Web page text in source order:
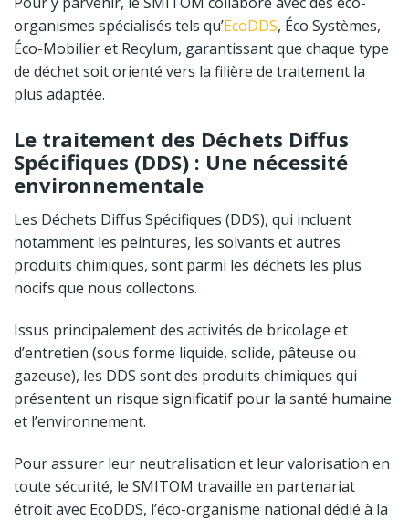
organismes spécialisés tels qu’EcoDDS, Éco Systèmes,
Éco-Mobilier et Recylum, garantissant que chaque type
de déchet soit orienté vers la filière de traitement la
plus adaptée.
Le traitement des Déchets Diffus
Spécifiques (DDS) : Une nécessité
environnementale
Les Déchets Diffus Spécifiques (DDS), qui incluent
notamment les peintures, les solvants et autres
produits chimiques, sont parmi les déchets les plus
nocifs que nous collectons.
Issus principalement des activités de bricolage et
d’entretien (sous forme liquide, solide, pâteuse ou
gazeuse), les DDS sont des produits chimiques qui
présentent un risque significatif pour la santé humaine
et l’environnement.
Pour assurer leur neutralisation et leur valorisation en
toute sécurité, le SMITOM travaille en partenariat
étroit avec EcoDDS, l’éco-organisme national dédié à la